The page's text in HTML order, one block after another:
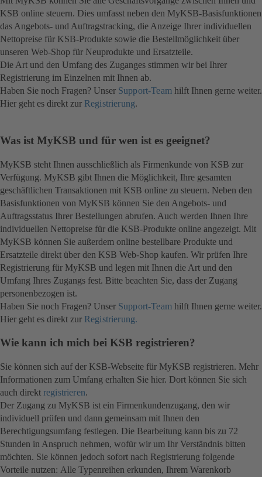
KSB online steuern. Dies umfasst neben den MyKSB-Basisfunktionen
das Angebots- und Auftragstracking, die Anzeige Ihrer individuellen
Nettopreise für KSB-Produkte sowie die Bestellmöglichkeit über
unseren Web-Shop für Neuprodukte und Ersatzteile.
Die Art und den Umfang des Zuganges stimmen wir bei Ihrer
Registrierung im Einzelnen mit Ihnen ab.
Haben Sie noch Fragen? Unser Support-Team hilft Ihnen gerne weiter.
Hier geht es direkt zur Registrierung.
Was ist MyKSB und für wen ist es geeignet?
MyKSB steht Ihnen ausschließlich als Firmenkunde von KSB zur
Verfügung. MyKSB gibt Ihnen die Möglichkeit, Ihre gesamten
geschäftlichen Transaktionen mit KSB online zu steuern. Neben den
Basisfunktionen von MyKSB können Sie den Angebots- und
Auftragsstatus Ihrer Bestellungen abrufen. Auch werden Ihnen Ihre
individuellen Nettopreise für die KSB-Produkte online angezeigt. Mit
MyKSB können Sie außerdem online bestellbare Produkte und
Ersatzteile direkt über den KSB Web-Shop kaufen. Wir prüfen Ihre
Registrierung für MyKSB und legen mit Ihnen die Art und den
Umfang Ihres Zugangs fest. Bitte beachten Sie, dass der Zugang
personenbezogen ist.
Haben Sie noch Fragen? Unser Support-Team hilft Ihnen gerne weiter.
Hier geht es direkt zur Registrierung.
Wie kann ich mich bei KSB registrieren?
Sie können sich auf der KSB-Webseite für MyKSB registrieren. Mehr
Informationen zum Umfang erhalten Sie hier. Dort können Sie sich
auch direkt registrieren.
Der Zugang zu MyKSB ist ein Firmenkundenzugang, den wir
individuell prüfen und dann gemeinsam mit Ihnen den
Berechtigungsumfang festlegen. Die Bearbeitung kann bis zu 72
Stunden in Anspruch nehmen, wofür wir um Ihr Verständnis bitten
möchten. Sie können jedoch sofort nach Registrierung folgende
Vorteile nutzen: Alle Typenreihen erkunden, Ihrem Warenkorb